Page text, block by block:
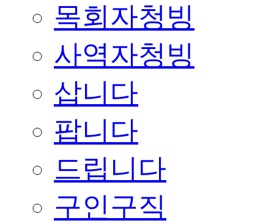
목회자청빙
사역자청빙
삽니다
팝니다
드립니다
구인구직